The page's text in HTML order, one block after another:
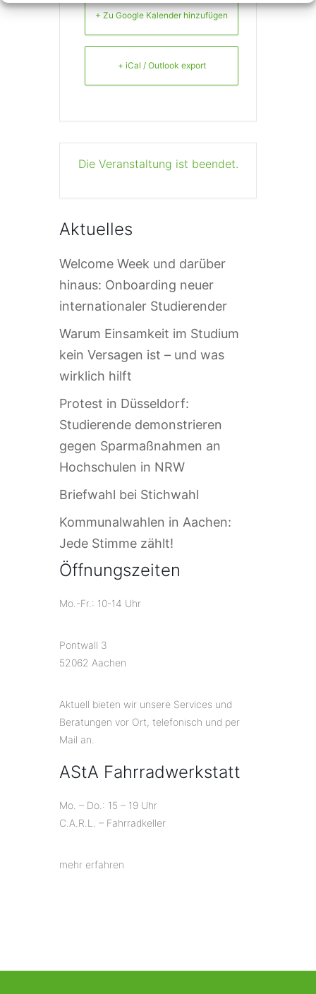
+ Zu Google Kalender hinzufügen
+ iCal / Outlook export
Die Veranstaltung ist beendet.
Aktuelles
Welcome Week und darüber
hinaus: Onboarding neuer
internationaler Studierender
Warum Einsamkeit im Studium
kein Versagen ist – und was
wirklich hilft
Protest in Düsseldorf:
Studierende demonstrieren
gegen Sparmaßnahmen an
Hochschulen in NRW
Briefwahl bei Stichwahl
Kommunalwahlen in Aachen:
Jede Stimme zählt!
Öffnungszeiten
Mo.-Fr.: 10-14 Uhr
Pontwall 3
52062 Aachen
Aktuell bieten wir unsere Services und
Beratungen vor Ort, telefonisch und per
Mail an.
AStA Fahrradwerkstatt
Mo. – Do.: 15 – 19 Uhr
C.A.R.L. – Fahrradkeller
mehr erfahren